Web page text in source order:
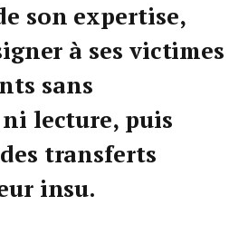
son expertise,
à ses victimes
sans
lecture, puis
transferts
insu.